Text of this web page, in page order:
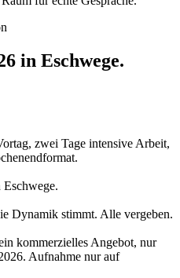
in Eschwege.
zwei Tage intensive Arbeit,
Dynamik stimmt. Alle vergeben.
kommerzielles Angebot, nur
Aufnahme nur auf